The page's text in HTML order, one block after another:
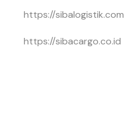
https://sibalogistik.com
https://sibacargo.co.id